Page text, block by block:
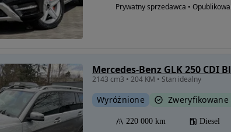
Prywatny sprzedawca •
Mercedes-Benz GLK 250 CDI
2143 cm3 • 204 KM • Stan idealny
Wyróżnione Zweryfikowane
220 000 km Diesel